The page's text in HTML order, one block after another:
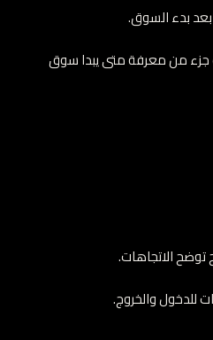
بعد بدء السوق.
جزء من معرفة متى يبدا سوق
توضح الاتجاهات.
للدخول والخروج.